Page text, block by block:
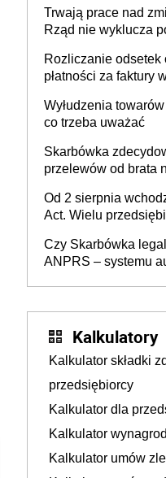
Trwają prace nad
Rząd nie wyklucza
Rozliczanie odsetek
płatności za faktury
Wyłudzenia
co trzeba uważać
Skarbówka
przelewów od brata
darowizna, ale
Od 2 sierpnia
Act. Wielu
Czy Skarbówka
ANPRS – systemu
Kalkulatory
Kalkulator składki
przedsiębiorcy
Kalkulator dla
Kalkulator
Kalkulator umów